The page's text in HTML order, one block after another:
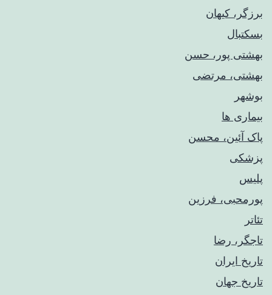
برزگر، کیهان
بسکتبال
بهشتی پور، حسن
بهشتی، مرتضی
بوشهر
بیماری ها
پاک آئین، محسن
پزشکی
پلیس
پورمحبی، فرزین
تئاتر
تاجگر، رضا
تاریخ ایران
تاریخ جهان